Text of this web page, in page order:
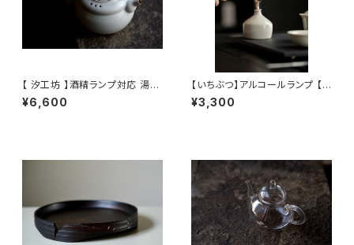
【 汐工坊 】酒精ランプ対応 湯沸
かしケトル / 【 Tidal Atelier 】
Handled teapot
¥6,600
【いちぶつ】アルコールランプ 【 i
chibutu 】Alcohol Lamp
¥3,300